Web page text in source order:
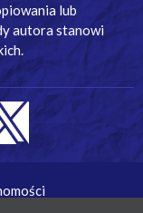
lub
autora stanowi